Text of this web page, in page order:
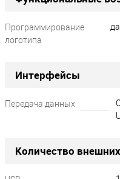
Программирование
логотипа
да
Интерфейсы
Передача данных
Количество